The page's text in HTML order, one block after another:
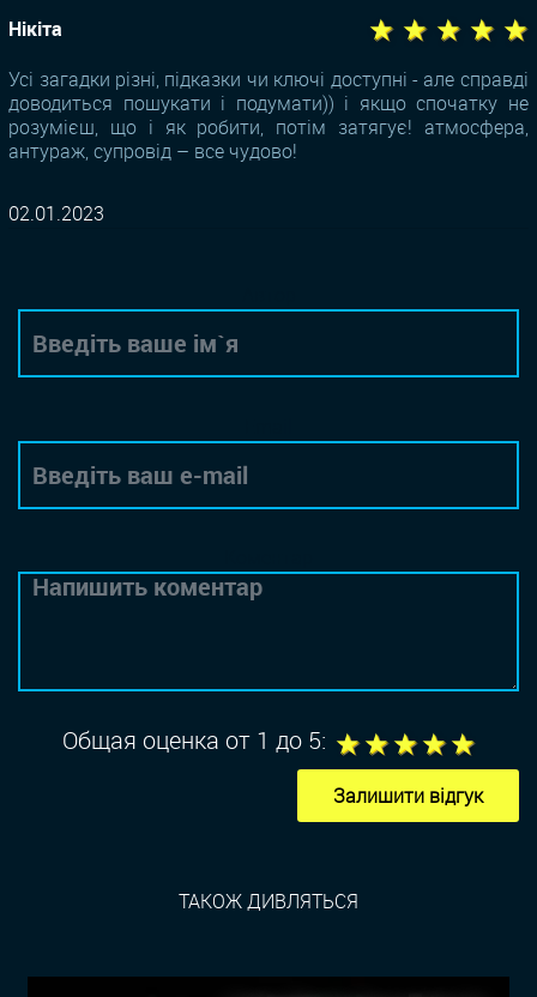
Нікіта ★ ★ ★ ★ ★
Усі загадки різні, підказки чи ключі доступні - але справді
доводиться пошукати і подумати)) і якщо спочатку не
розумієш, що і як робити, потім затягує! атмосфера,
антураж, супровід – все чудово!
02.01.2023
Общая оценка от 1 до 5: 4
3
2
1
Залишити відгук
ТАКОЖ ДИВЛЯТЬСЯ